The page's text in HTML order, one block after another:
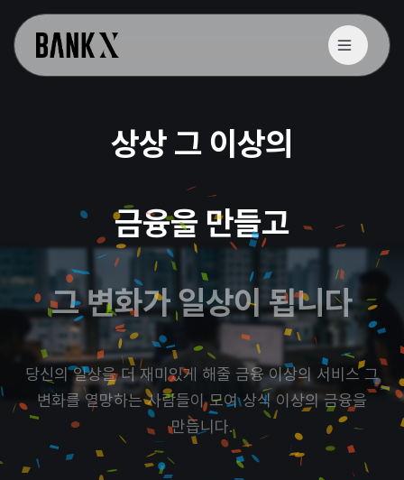
상상 그 이상의
금융을 만들고
그 변화가 일상이 됩니다
당신의 일상을 더 재미있게 해줄 금융 이상의 서비스 그
변화를 열망하는 사람들이 모여 상식 이상의 금융을
만듭니다.